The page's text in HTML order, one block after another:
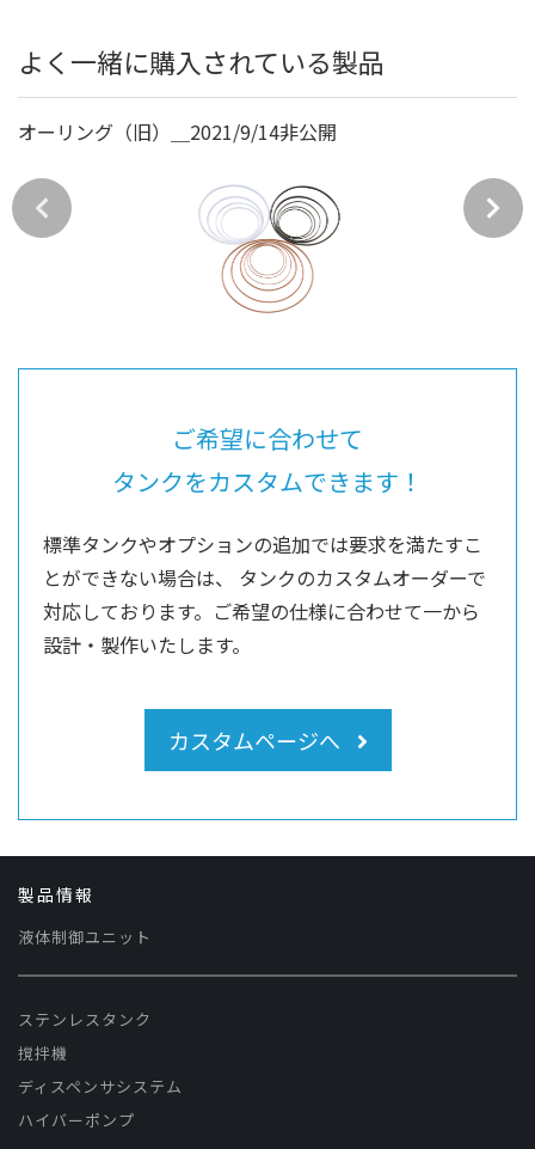
よく一緒に購入されている製品
オーリング（旧）＿2021/9/14非公開
ご希望に合わせて
タンクをカスタムできます！
標準タンクやオプションの追加では要求を満たすこ
とができない場合は、 タンクのカスタムオーダーで
対応しております。ご希望の仕様に合わせて一から
設計・製作いたします。
カスタムページへ
製品情報
液体制御ユニット
ステンレスタンク
撹拌機
ディスペンサシステム
ハイバーポンプ